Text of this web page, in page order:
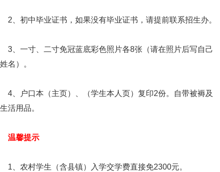
2、初中毕业证书，如果没有毕业证书，请提前联系招生办。
3、一寸、二寸免冠蓝底彩色照片各8张（请在照片后写自己
姓名）。
4、户口本（主页）、（学生本人页）复印2份。自带被褥及
生活用品。
温馨提示
1、农村学生（含县镇）入学交学费直接免2300元。